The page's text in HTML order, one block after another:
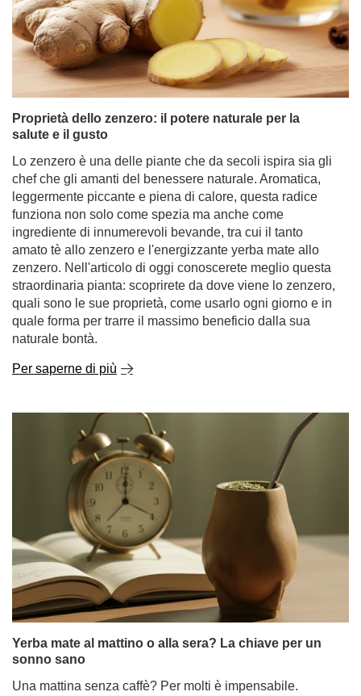
Proprietà dello zenzero: il potere naturale per la
salute e il gusto
Lo zenzero è una delle piante che da secoli ispira sia gli
chef che gli amanti del benessere naturale. Aromatica,
leggermente piccante e piena di calore, questa radice
funziona non solo come spezia ma anche come
ingrediente di innumerevoli bevande, tra cui il tanto
amato tè allo zenzero e l'energizzante yerba mate allo
zenzero. Nell'articolo di oggi conoscerete meglio questa
straordinaria pianta: scoprirete da dove viene lo zenzero,
quali sono le sue proprietà, come usarlo ogni giorno e in
quale forma per trarre il massimo beneficio dalla sua
naturale bontà.
Per saperne di più
Yerba mate al mattino o alla sera? La chiave per un
sonno sano
Una mattina senza caffè? Per molti è impensabile.